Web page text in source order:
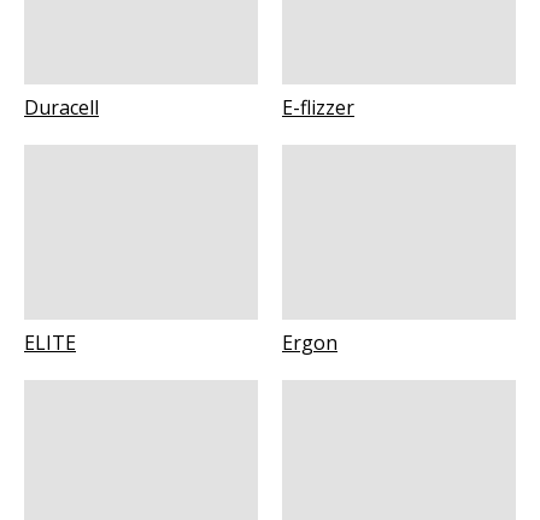
Duracell E-flizzer
ELITE Ergon